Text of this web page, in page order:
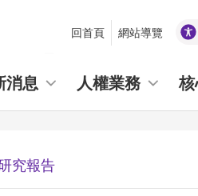
回首頁 網站導覽
消息 人權業務 核
究報告